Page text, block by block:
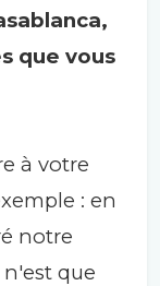
que vous
à votre
: en
notre
n'est que